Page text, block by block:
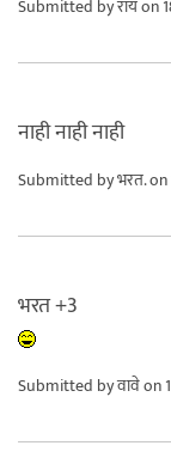
Submitted byरॉयon
नाही नाही नाही
Submitted byभरत.on
भरत +3
Submitted byवावेon